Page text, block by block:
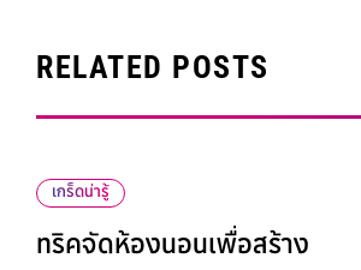
RELATED POSTS
เกร็ดน่ารู้
ทริคจัดห้องนอนเพื่อสร้าง